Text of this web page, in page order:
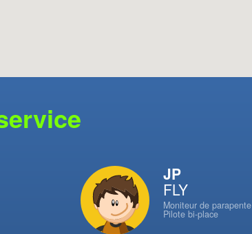
JP
FLY
Moniteur de parapente
Pilote bi-place